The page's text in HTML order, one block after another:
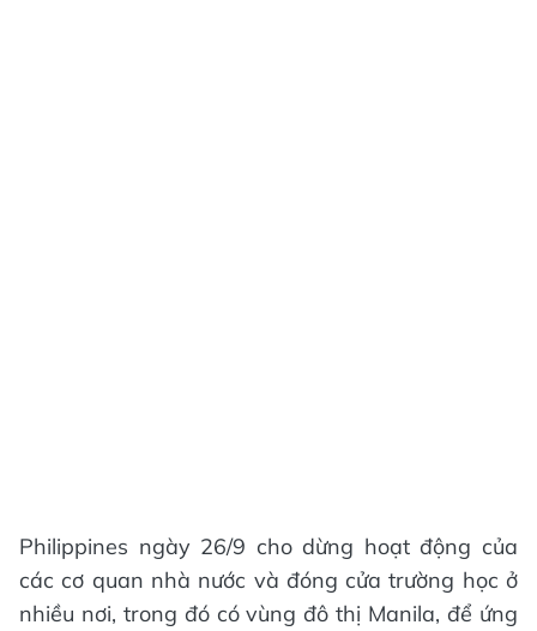
Philippines ngày 26/9 cho dừng hoạt động của
các cơ quan nhà nước và đóng cửa trường học ở
nhiều nơi, trong đó có vùng đô thị Manila, để ứng